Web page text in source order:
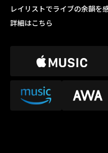
レイリストでライブの余韻を
詳細はこちら